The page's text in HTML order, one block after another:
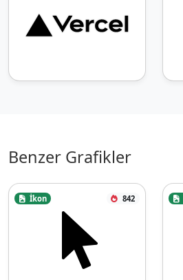
Benzer Grafikler
İkon 842